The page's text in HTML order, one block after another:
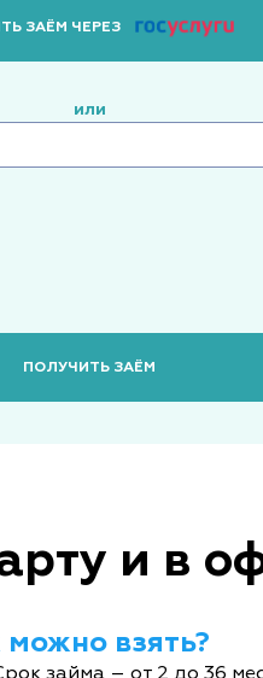
ЗАЁМ ЧЕРЕЗ
или
ПОЛУЧИТЬ ЗАЁМ
и в
взять?